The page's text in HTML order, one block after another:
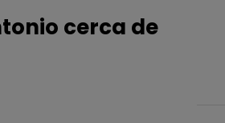
cerca de